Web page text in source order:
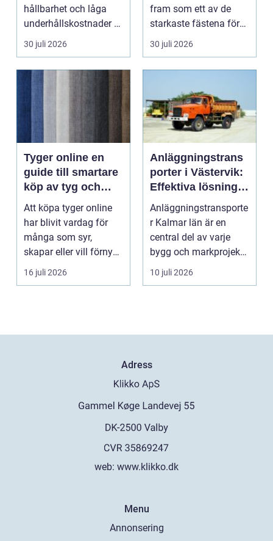
hållbarhet och låga
underhållskostnader är
viktigare än läg...
30 juli 2026
fram som ett av de
starkaste fästena för
s...
30 juli 2026
Tyger online en
guide till smartare
köp av tyg och
hemtextil
Att köpa tyger online
har blivit vardag för
många som syr,
skapar eller vill förnya
hemmet utan att ...
16 juli 2026
Anläggningstrans
porter i Västervik:
Effektiva lösningar
för bygg och
markarbete
Anläggningstransporte
r Kalmar län är en
central del av varje
bygg och markprojekt i
o...
10 juli 2026
Adress
web: www.klikko.dk
Menu
Annonsering